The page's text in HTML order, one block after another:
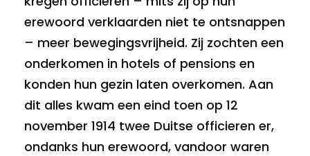
erewoord verklaarden niet te ontsnappen
– meer bewegingsvrijheid. Zij zochten een
onderkomen in hotels of pensions en
konden hun gezin laten overkomen. Aan
dit alles kwam een eind toen op 12
november 1914 twee Duitse officieren er,
ondanks hun erewoord, vandoor waren